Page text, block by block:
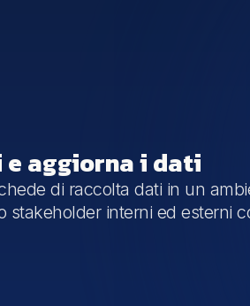
e aggiorna i dati
di raccolta dati in un
stakeholder interni ed esterni